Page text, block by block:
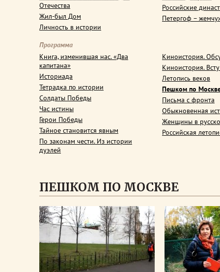
Отечества
Жил-был Дом
Личность в истории
Российские
Петергоф –
Программа
Книга, изменившая нас. «Два
капитана»
Историада
Тетрадка по истории
Солдаты Победы
Час истины
Герои Победы
Тайное становится явным
По законам чести. Из истории
дуэлей
Киноистория.
Киноистория.
Летопись веков
Пешком по
Письма с фронта
Обыкновенная
Женщины в
Российская
ПЕШКОМ ПО МОСКВЕ